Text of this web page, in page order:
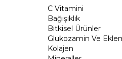
C Vitamini
Bağışıklık
Bitkisel Ürünler
Glukozamin Ve
Kolajen